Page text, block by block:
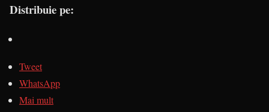
Distribuie pe:
Tweet
WhatsApp
Mai mult